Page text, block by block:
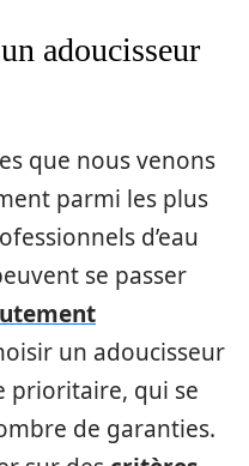
adoucisseur
que nous venons
parmi les plus
d’eau
se passer
un adoucisseur
prioritaire, qui se
de garanties.